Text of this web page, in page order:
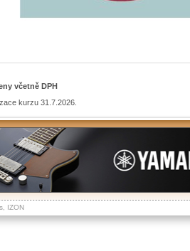
včetně DPH
kurzu 31.7.2026.
, IZON